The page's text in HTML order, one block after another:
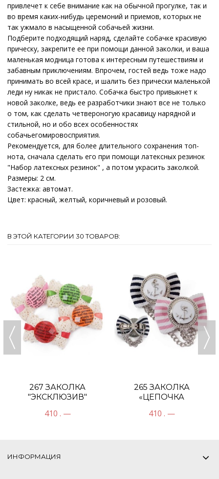
привлечет к себе внимание как на обычной прогулке, так и
во время каких-нибудь церемоний и приемов, которых не
так ужмало в насыщенной собачьей жизни.
Подберите подходящий наряд, сделайте собачке красивую
прическу, закрепите ее при помощи данной заколки, и ваша
маленькая модница готова к интересным путешествиям и
забавным приключениям. Впрочем, гостей ведь тоже надо
принимать во всей красе, и шалить без прически маленькой
леди ну никак не пристало. Собачка быстро привыкнет к
новой заколке, ведь ее разработчики знают все не только
о том, как сделать четвероногую красавицу нарядной и
стильной, но и обо всех особенностях
собачьегомировосприятия.
Рекомендуется, для более длительного сохранения топ-
нота, сначала сделать его при помощи латексных резинок
"Набор латексных резинок" , а потом украсить заколкой.
Размеры: 2 см.
Застежка: автомат.
Цвет: красный, желтый, коричневый и розовый.
В ЭТОЙ КАТЕГОРИИ 30 ТОВАРОВ:
267 ЗАКОЛКА
"ЭКСКЛЮЗИВ"
410 . —
265 ЗАКОЛКА
«ЦЕПОЧКА
410 . —
ИНФОРМАЦИЯ